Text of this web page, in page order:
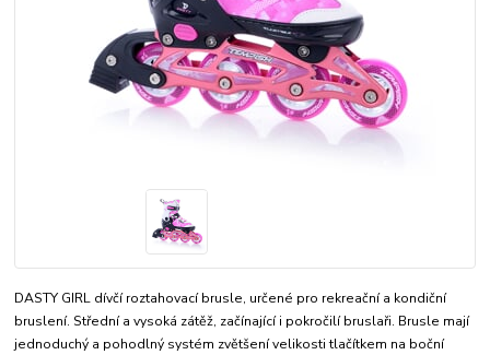
DASTY GIRL dívčí roztahovací brusle, určené pro rekreační a kondiční
bruslení. Střední a vysoká zátěž, začínající i pokročilí bruslaři. Brusle mají
jednoduchý a pohodlný systém zvětšení velikosti tlačítkem na boční